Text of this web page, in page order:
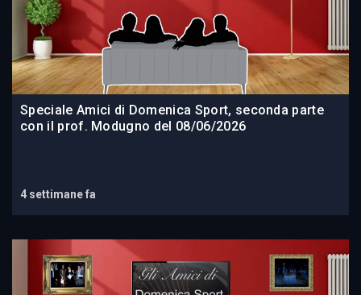
Speciale Amici di Domenica Sport, seconda parte
con il prof. Modugno del 08/06/2026
4 settimane fa